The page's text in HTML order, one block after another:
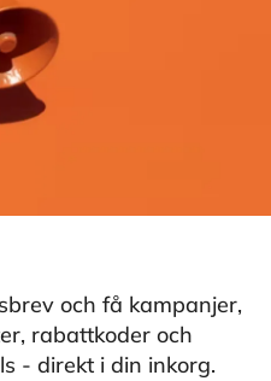
och få kampanjer,
rabattkoder och
- direkt i din inkorg.